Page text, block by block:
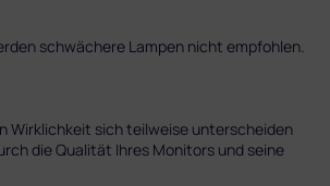
schwächere Lampen nicht empfohlen.
Wirklichkeit sich teilweise unterscheiden
die Qualität Ihres Monitors und seine